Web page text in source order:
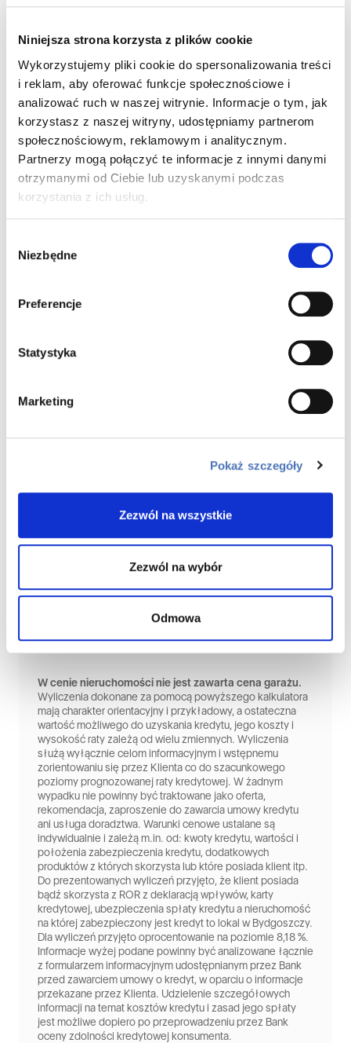
Niniejsza strona korzysta z plików cookie
Wykorzystujemy pliki cookie do spersonalizowania treści
i reklam, aby oferować funkcje społecznościowe i
analizować ruch w naszej witrynie. Informacje o tym, jak
korzystasz z naszej witryny, udostępniamy partnerom
społecznościowym, reklamowym i analitycznym.
Partnerzy mogą połączyć te informacje z innymi danymi
otrzymanymi od Ciebie lub uzyskanymi podczas
korzystania z ich usług.
zgody
Niezbędne
Preferencje
Statystyka
Marketing
Pokaż szczegóły
Zezwól na wszystkie
Zezwól na wybór
Odmowa
Chcę kupić dla
siebie
Chcę kupić jako
inwestycję
Orientacyjna symulacja kredytowa
zł
Twoja orientacyjna rata
2 716 zł
W cenie nieruchomości nie jest zawarta cena garażu.
Wyliczenia dokonane za pomocą powyższego kalkulatora
mają charakter orientacyjny i przykładowy, a ostateczna
wartość możliwego do uzyskania kredytu, jego koszty i
wysokość raty zależą od wielu zmiennych. Wyliczenia
służą wyłącznie celom informacyjnym i wstępnemu
zorientowaniu się przez Klienta co do szacunkowego
poziomy prognozowanej raty kredytowej. W żadnym
wypadku nie powinny być traktowane jako oferta,
rekomendacja, zaproszenie do zawarcia umowy kredytu
ani usługa doradztwa. Warunki cenowe ustalane są
indywidualnie i zależą m.in. od: kwoty kredytu, wartości i
położenia zabezpieczenia kredytu, dodatkowych
produktów z których skorzysta lub które posiada klient itp.
Do prezentowanych wyliczeń przyjęto, że klient posiada
bądź skorzysta z ROR z deklaracją wpływów, karty
kredytowej, ubezpieczenia spłaty kredytu a nieruchomość
na której zabezpieczony jest kredyt to lokal w Bydgoszczy.
Dla wyliczeń przyjęto oprocentowanie na poziomie 8,18 %.
Informacje wyżej podane powinny być analizowane łącznie
z formularzem informacyjnym udostępnianym przez Bank
przed zawarciem umowy o kredyt, w oparciu o informacje
przekazane przez Klienta. Udzielenie szczegółowych
informacji na temat kosztów kredytu i zasad jego spłaty
jest możliwe dopiero po przeprowadzeniu przez Bank
oceny zdolności kredytowej konsumenta.